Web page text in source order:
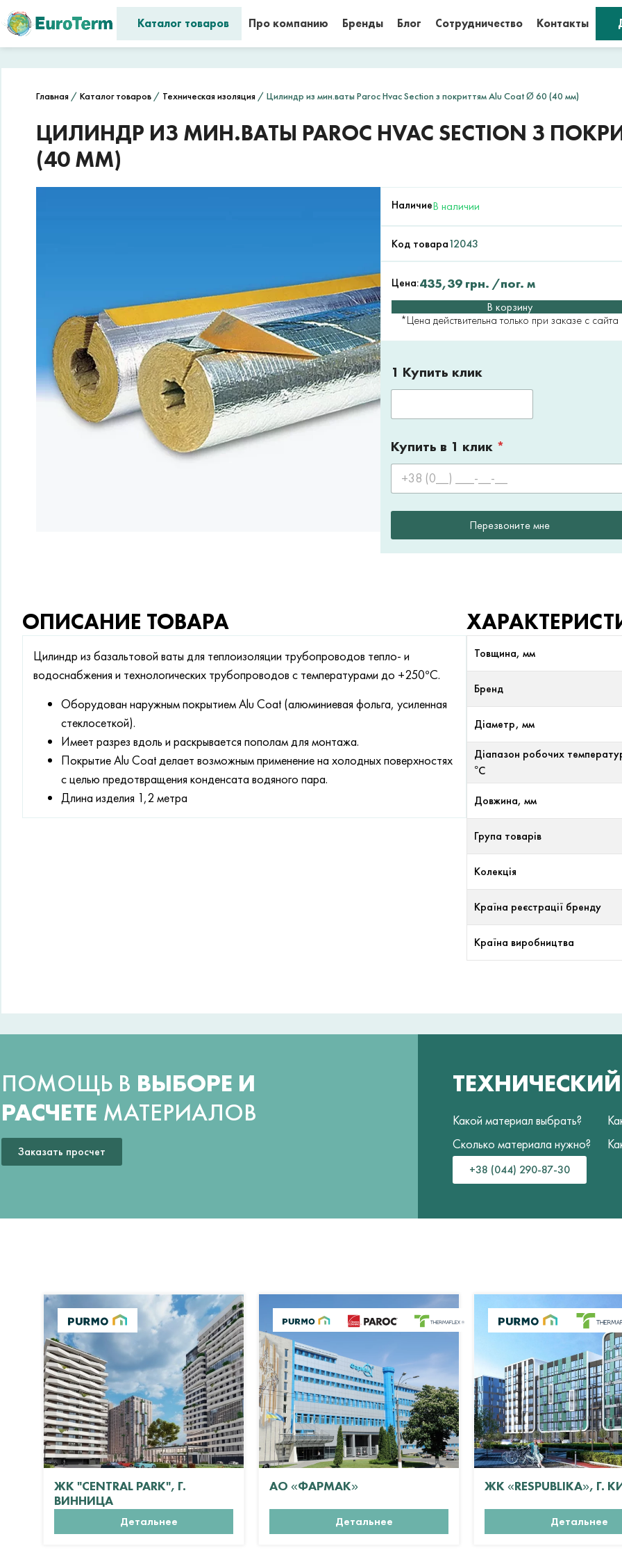
Каталог товаров Про компанию Бренды Блог Сотрудничество Контакты
Главная / Каталог товаров / Техническая изоляция / Цилиндр из мин.ваты Paroc Hvac Section з покриттям Alu Coat Ø 60 (40 мм)
ЦИЛИНДР ИЗ МИН.ВАТЫ PAROC HVAC SECTION З
(40 ММ)
НаличиеВ наличии
Код товара12043
Цена:435,39 грн. /пог. м
В корзину
*Цена действительна только при заказе с сайта
1 Купить клик
Купить в 1 клик *
Перезвоните мне
ОПИСАНИЕ ТОВАРА
Цилиндр из базальтовой ваты для теплоизоляции трубопроводов тепло- и
водоснабжения и технологических трубопроводов с температурами до +250°С.
Оборудован наружным покрытием Alu Coat (алюминиевая фольга, усиленная
стеклосеткой).
Имеет разрез вдоль и раскрывается пополам для монтажа.
Покрытие Alu Coat делает возможным применение на холодных поверхностях
с целью предотвращения конденсата водяного пара.
Длина изделия 1,2 метра
Товщина, мм
Бренд
Діаметр, мм
Діапазон робочих
°С
Довжина, мм
Група товарів
Колекція
Країна реєстрації бренду
Країна виробництва
ПОМОЩЬ В ВЫБОРЕ И
РАСЧЕТЕ МАТЕРИАЛОВ
Заказать просчет
Какой материал выбрать?
Сколько материала нужно?
+38 (044) 290-87-30
ЖК "CENTRAL PARK", Г.
ВИННИЦА
Детальнее
АО «ФАРМАК»
Детальнее
ЖК «RESPUBLIKA», Г.
Детальнее